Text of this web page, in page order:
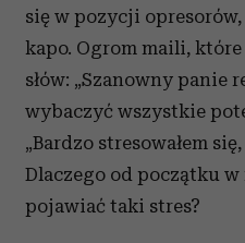
się w pozycji
kapo. Ogrom maili,
słów: „Szanowny panie
wybaczyć wszystkie
„Bardzo stresowałem
Dlaczego od początku
pojawiać taki stres?